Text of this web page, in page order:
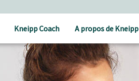
Kneipp Coach A propos de Kneipp